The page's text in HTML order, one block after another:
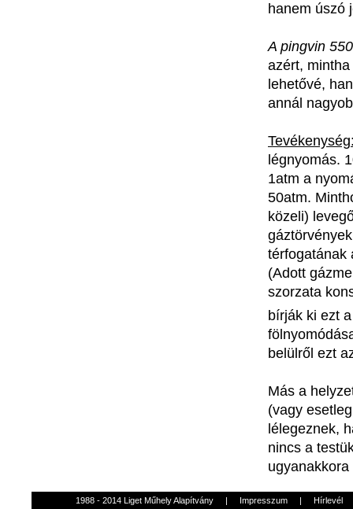
hanem úszó
A pingvin
azért,
lehetővé,
annál
légnyomás.
1atm a
50atm.
közeli)
térfogatának
(Adott
szorzata
bírják ki ezt
belülről ezt
Más a
(vagy
lélegeznek,
nincs a
1988 - 2014 Liget Műhely Alapítvány | Impresszum | Hírlevél